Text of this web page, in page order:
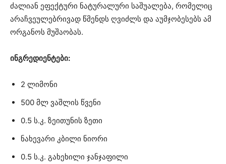
ძალიან ეფექტური ნატურალური საშუალება, რომელიც
არაჩვეულებრივად წმენდს ღვიძლს და აუმჯობესებს ამ
ორგანოს მუშაობას.
ინგრედიენტები:
2 ლიმონი
500 მლ ვაშლის წვენი
0.5 ს.კ. ზეითუნის ზეთი
ნახევარი კბილი ნიორი
0.5 ს.კ. გახეხილი ჯანჯაფილი